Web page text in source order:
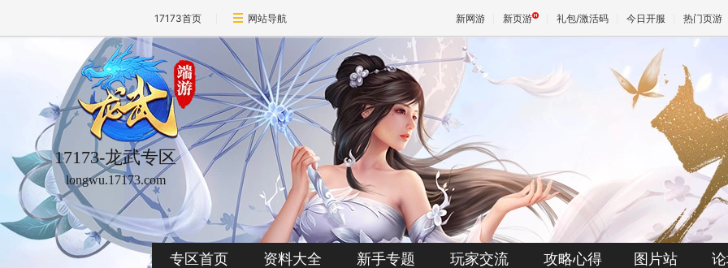
17173首页 网站导航 新网游 新页游 礼包/激活码 今日开服 热门页游
天堂
王权与
17173-龙武专区
longwu.17173.com
专区首页 资料大全 新手专题 玩家交流 攻略心得 图片站